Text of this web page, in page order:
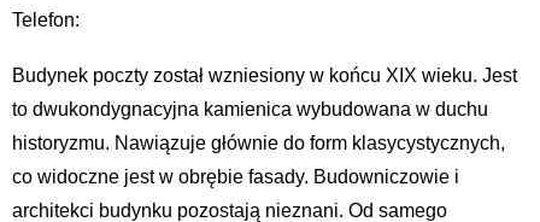
Telefon:
Budynek poczty został wzniesiony w końcu XIX wieku. Jest
to dwukondygnacyjna kamienica wybudowana w duchu
historyzmu. Nawiązuje głównie do form klasycystycznych,
co widoczne jest w obrębie fasady. Budowniczowie i
architekci budynku pozostają nieznani. Od samego